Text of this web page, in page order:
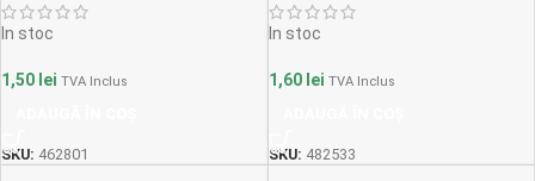
In stoc
1,50 lei TVA Inclus
SKU: 462801
In stoc
1,60 lei TVA Inclus
SKU: 482533